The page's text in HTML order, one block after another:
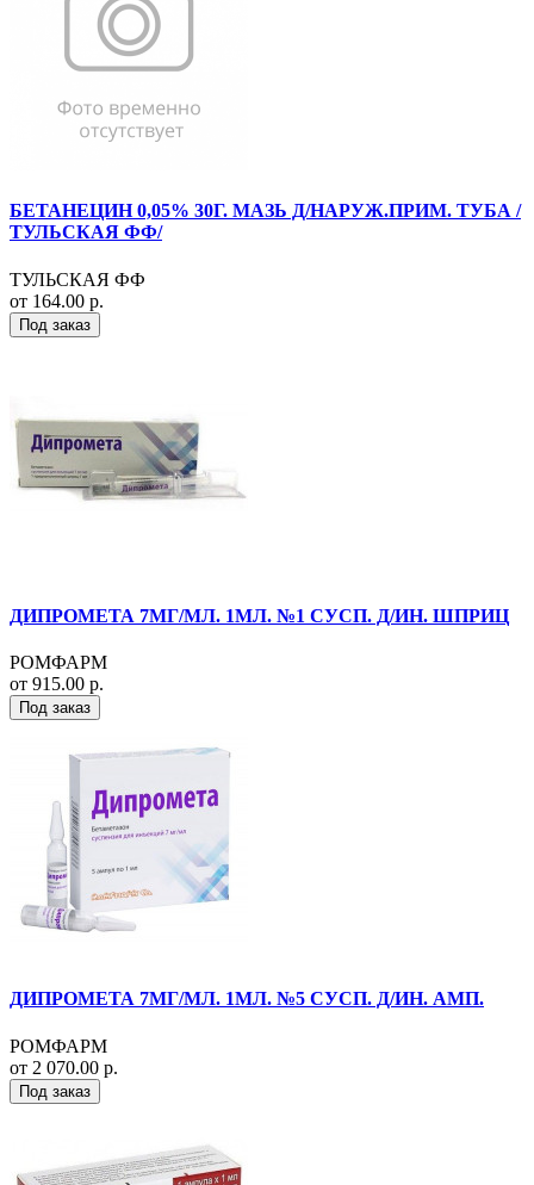
БЕТАНЕЦИН 0,05% 30Г. МАЗЬ Д/НАРУЖ.ПРИМ. ТУБА /
ТУЛЬСКАЯ ФФ/
ТУЛЬСКАЯ ФФ
от 164.00 р.
Под заказ
ДИПРОМЕТА 7МГ/МЛ. 1МЛ. №1 СУСП. Д/ИН. ШПРИЦ
РОМФАРМ
от 915.00 р.
Под заказ
ДИПРОМЕТА 7МГ/МЛ. 1МЛ. №5 СУСП. Д/ИН. АМП.
РОМФАРМ
от 2 070.00 р.
Под заказ